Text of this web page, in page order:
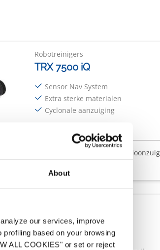
About
our services, improve
based on your browsing
ALL COOKIES" or set or reject
Robotreinigers
TRX 7500 iQ
Sensor Nav System
Extra sterke materialen
Cyclonale aanzuiging
Gepatenteerde
TRX 8700 iQ
Sensor Nav Sytem™